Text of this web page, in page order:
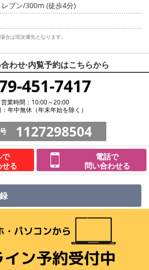
レブン/300m (徒歩4分)
合は現況優先となります。
わせ·内覧予約はこちらから
451-7417
営業時間：10:00～20:00
年中無休（年末年始を除く）
1127298504
で
る
電話で
問い合わせる